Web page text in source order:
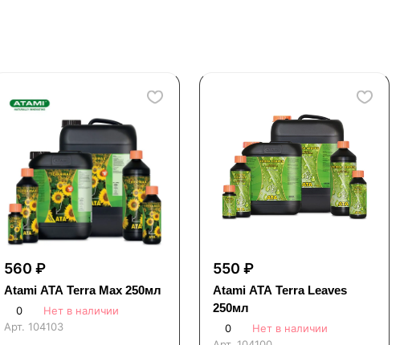
560 ₽
Atami ATA Terra Max 250мл
0
Нет в наличии
Арт. 104103
550 ₽
Atami ATA Terra Leaves
250мл
0
Нет в наличии